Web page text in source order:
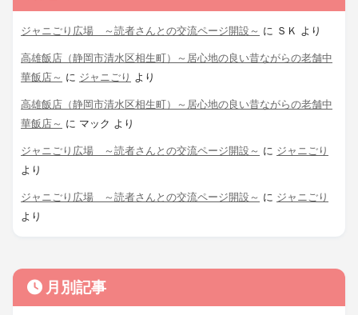
ジャニごり広場 ～読者さんとの交流ページ開設～ に ＳＫ より
高雄飯店（静岡市清水区相生町）～居心地の良い昔ながらの老舗中
華飯店～ に ジャニごり より
高雄飯店（静岡市清水区相生町）～居心地の良い昔ながらの老舗中
華飯店～ に マック より
ジャニごり広場 ～読者さんとの交流ページ開設～ に ジャニごり
より
ジャニごり広場 ～読者さんとの交流ページ開設～ に ジャニごり
より
月別記事